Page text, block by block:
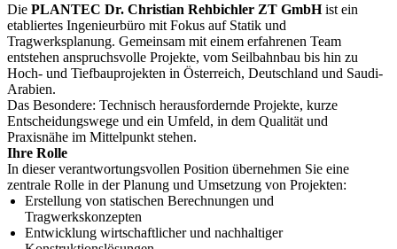
Die PLANTEC Dr. Christian Rehbichler ZT GmbHist ein
etabliertes Ingenieurbüro mit Fokus auf Statik und
Tragwerksplanung. Gemeinsam mit einem erfahrenen Team
entstehen anspruchsvolle Projekte, vom Seilbahnbau bis hin zu
Hoch- und Tiefbauprojekten in Österreich, Deutschland und Saudi-
Arabien.
Das Besondere: Technisch herausfordernde Projekte, kurze
Entscheidungswege und ein Umfeld, in dem Qualität und
Praxisnähe im Mittelpunkt stehen.
Ihre Rolle
In dieser verantwortungsvollen Position übernehmen Sie eine
zentrale Rolle in der Planung und Umsetzung von Projekten:
Erstellung von statischen Berechnungen und
Tragwerkskonzepten
Entwicklung wirtschaftlicher und nachhaltiger